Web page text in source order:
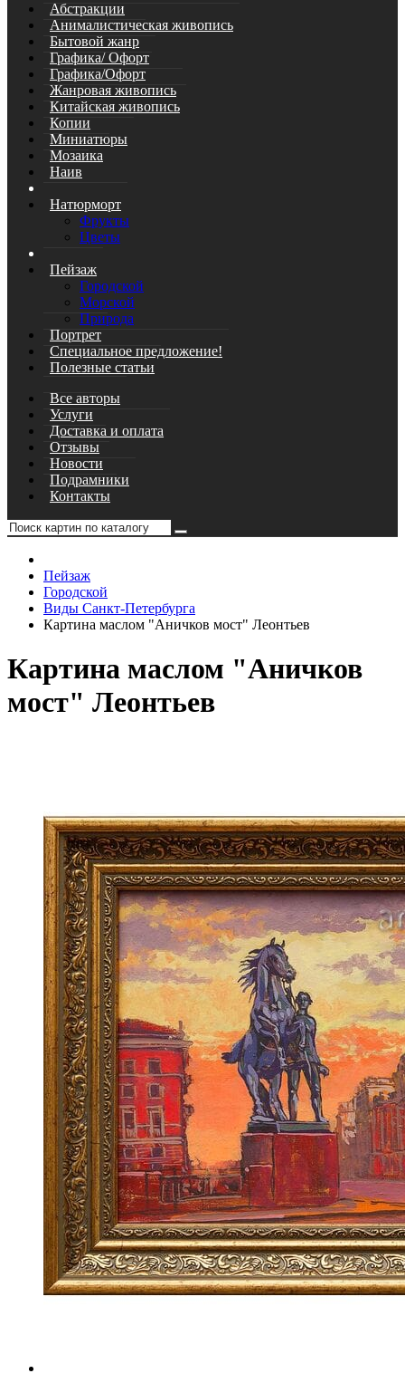
Абстракции
Анималистическая живопись
Бытовой жанр
Графика/ Офорт
Графика/Офорт
Жанровая живопись
Китайская живопись
Копии
Миниатюры
Мозаика
Наив
Натюрморт
Фрукты
Цветы
Пейзаж
Городской
Морской
Природа
Портрет
Специальное предложение!
Полезные статьи
Все авторы
Услуги
Доставка и оплата
Отзывы
Новости
Подрамники
Контакты
Пейзаж
Городской
Виды Санкт-Петербурга
Картина маслом "Аничков мост" Леонтьев
Картина маслом "Аничков
мост" Леонтьев